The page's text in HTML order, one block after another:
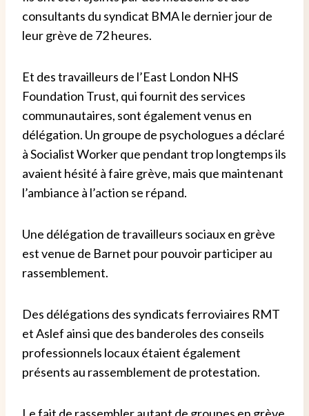
consultants du syndicat BMA le dernier jour de
leur grève de 72 heures.
Et des travailleurs de l’East London NHS
Foundation Trust, qui fournit des services
communautaires, sont également venus en
délégation. Un groupe de psychologues a déclaré
à Socialist Worker que pendant trop longtemps ils
avaient hésité à faire grève, mais que maintenant
l’ambiance à l’action se répand.
Une délégation de travailleurs sociaux en grève
est venue de Barnet pour pouvoir participer au
rassemblement.
Des délégations des syndicats ferroviaires RMT
et Aslef ainsi que des banderoles des conseils
professionnels locaux étaient également
présents au rassemblement de protestation.